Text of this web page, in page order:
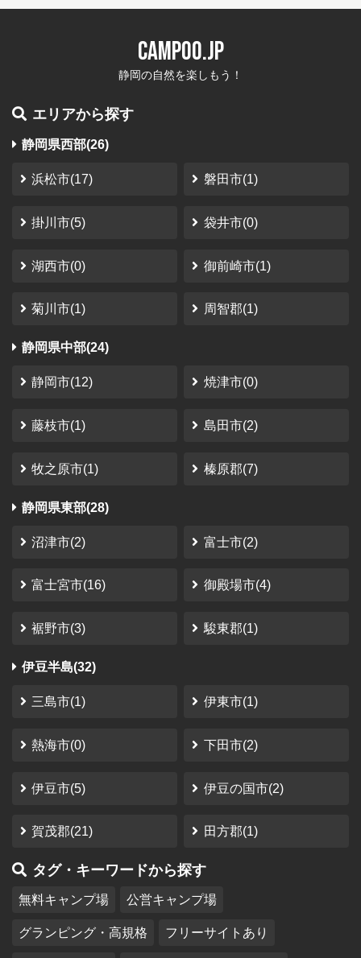
場
なっています 水道も蛇口が二つあるステンレスのシンク
です、すごく劣悪なつもりで行ったので 思っていたより
快適でした、秋に行けば栗拾いができるかも Y...
南アルプス井川オートキャンプ場
静岡市 利用時期：2023年10月
秘密の場所
さかっち
静岡市 利用時期：2023年1月
コレからな感じではありましたけど、スタッフさ
満足度は非常に高かったです。
ちょっとちょっとって感じたかな。 家族向けに作ってる
格を下げてください。 特にソロキャン...
CAMPOO.JP
静岡の自然を楽しもう！
エリアから探す
静岡県西部(26)
浜松市(17) 磐田市(1)
掛川市(5) 袋井市(0)
湖西市(0) 御前崎市(1)
菊川市(1) 周智郡(1)
静岡県中部(24)
静岡市(12) 焼津市(0)
藤枝市(1) 島田市(2)
牧之原市(1) 榛原郡(7)
静岡県東部(28)
沼津市(2) 富士市(2)
富士宮市(16) 御殿場市(4)
裾野市(3) 駿東郡(1)
伊豆半島(32)
三島市(1) 伊東市(1)
熱海市(0) 下田市(2)
伊豆市(5) 伊豆の国市(2)
賀茂郡(21) 田方郡(1)
タグ・キーワードから探す
無料キャンプ場 公営キャンプ場
グランピング・高規格 フリーサイトあり